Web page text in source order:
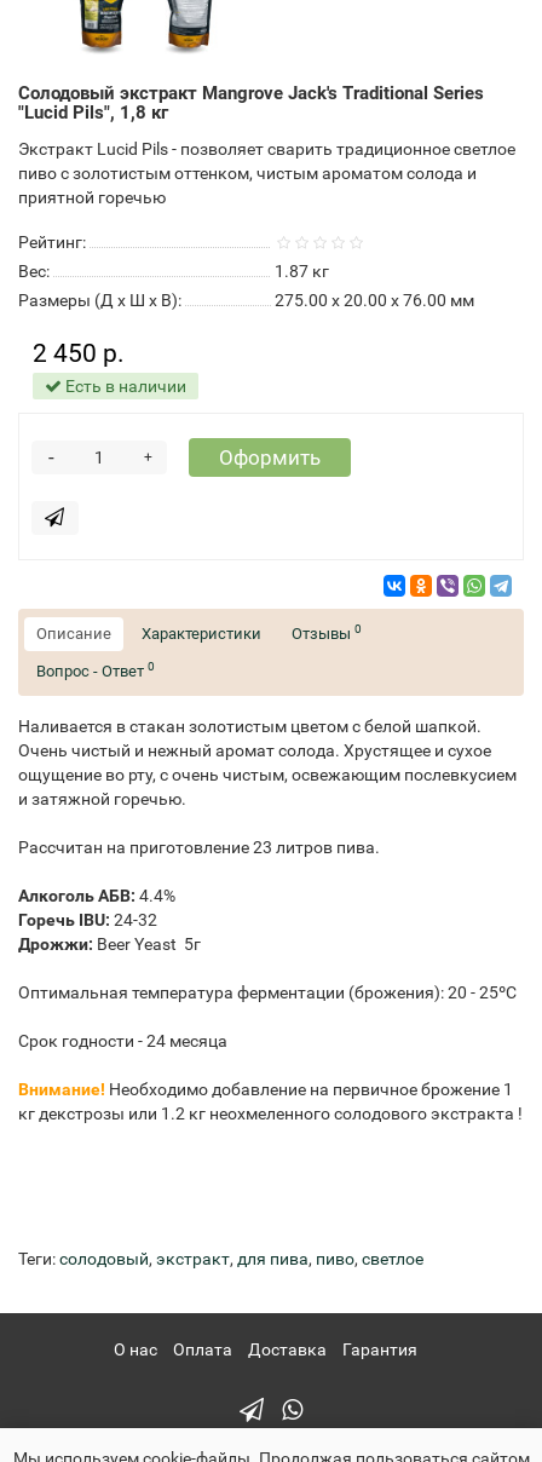
Солодовый экстракт Mangrove Jack's Traditional Series
"Lucid Pils", 1,8 кг
Экстракт Lucid Pils - позволяет сварить традиционное светлое
пиво с золотистым оттенком, чистым ароматом солода и
приятной горечью
Рейтинг:
Вес:
1.87 кг
Размеры (Д x Ш x В):
275.00 x 20.00 x 76.00 мм
2 450 р.
Есть в наличии
+
- Оформить
Описание Характеристики Отзывы 0
Вопрос - Ответ 0
Наливается в стакан золотистым цветом с белой шапкой.
Очень чистый и нежный аромат солода. Хрустящее и сухое
ощущение во рту, с очень чистым, освежающим послевкусием
и затяжной горечью.
Рассчитан на приготовление 23 литров пива.
Алкоголь АБВ: 4.4%
Горечь IBU: 24-32
Дрожжи: Beer Yeast 5г
Оптимальная температура ферментации (брожения): 20 - 25ºС
Срок годности - 24 месяца
Внимание! Необходимо добавление на первичное брожение 1
кг декстрозы или 1.2 кг неохмеленного солодового экстракта !
Теги:солодовый, экстракт, для пива, пиво, светлое
О нас Оплата Доставка Гарантия